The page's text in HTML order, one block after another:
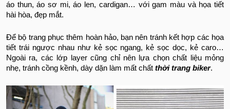
áo thun, áo sơ mi, áo len, cardigan… với gam màu và họa tiết
hài hòa, đẹp mắt.
Để bộ trang phục thêm hoàn hảo, bạn nên tránh kết hợp các họa
tiết trái ngược nhau như kẻ sọc ngang, kẻ sọc dọc, kẻ caro…
Ngoài ra, các lớp layer cũng chỉ nên lựa chọn chất liệu mỏng
nhẹ, tránh cồng kềnh, dày dặn làm mất chất thời trang biker.